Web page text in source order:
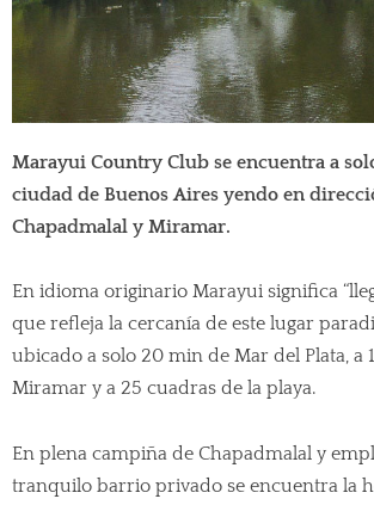
Marayui Country Club se encuentra a
ciudad de Buenos Aires yendo en
Chapadmalal y Miramar.
En idioma originario Marayui significa
que refleja la cercanía de este lugar
ubicado a solo 20 min de Mar del Plata, a
Miramar y a 25 cuadras de la playa.
En plena campiña de Chapadmalal y
tranquilo barrio privado se encuentra la